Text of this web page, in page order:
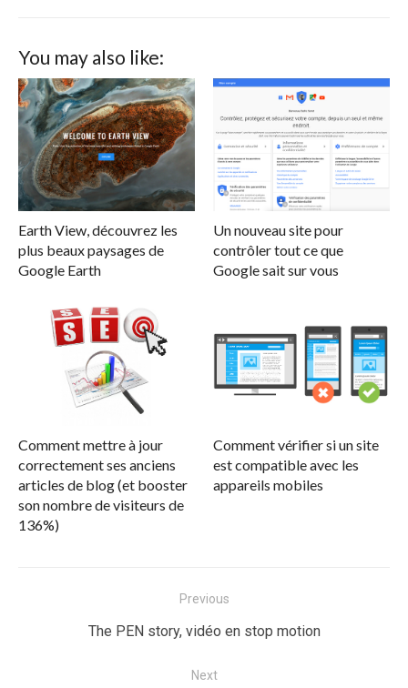
You may also like:
Earth View, découvrez les
plus beaux paysages de
Google Earth
Un nouveau site pour
contrôler tout ce que
Google sait sur vous
Comment mettre à jour
correctement ses anciens
articles de blog (et booster
son nombre de visiteurs de
136%)
Comment vérifier si un site
est compatible avec les
appareils mobiles
Previous
Previous
The PEN story, vidéo en stop motion
Next